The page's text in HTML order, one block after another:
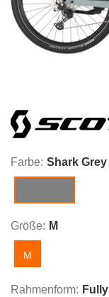
Farbe: Shark Grey
Größe: M
M
Rahmenform: Fully